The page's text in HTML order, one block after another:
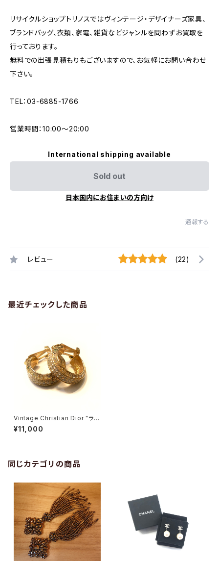
リサイクルショップトリノスではヴィンテージ・デザイナーズ家具、
ブランドバッグ、衣類、家電、雑貨などジャンルを問わずお買取を
行っております。
無料での出張見積もりもございますので、お気軽にお問い合わせ
下さい。
TEL：03-6885-1766
営業時間：10:00〜20:00
International shipping available
Sold out
日本国内にお住まいの方向け
通報する
レビュー (22)
最近チェックした商品
Vintage Christian Dior "ライ
ンストーンイヤリング（大）"
¥11,000
同じカテゴリの商品